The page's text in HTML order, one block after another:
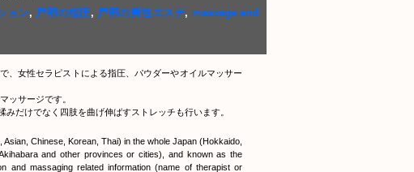
ョン, 戸部の指圧, 戸部の男性エステ, massage and
、女性セラピストによる指圧、パウダーやオイルマッサー
ッサージです。
だけでなく四肢を曲げ伸ばすストレッチも行います。
Chinese, Korean, Thai) in the whole Japan (Hokkaido,
and other provinces or cities), and known as the
and massaging related information (name of therapist or